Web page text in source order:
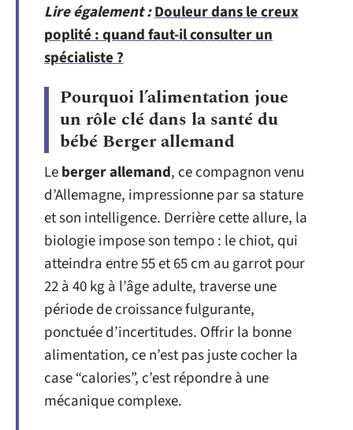
Lire également :Douleur dans le creux
poplité : quand faut-il consulter un
spécialiste ?
Pourquoi l’alimentation joue
un rôle clé dans la santé du
bébé Berger allemand
Leberger allemand, ce compagnon venu
d’Allemagne, impressionne par sa stature
et son intelligence. Derrière cette allure, la
biologie impose son tempo : le chiot, qui
atteindra entre 55 et 65 cm au garrot pour
22 à 40 kg à l’âge adulte, traverse une
période de croissance fulgurante,
ponctuée d’incertitudes. Offrir la bonne
alimentation, ce n’est pas juste cocher la
case “calories”, c’est répondre à une
mécanique complexe.